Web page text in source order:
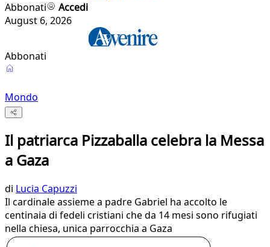
Abbonati
Accedi
August 6, 2026
Abbonati
Mondo
Il patriarca Pizzaballa celebra la Messa
a Gaza
di Lucia Capuzzi
Il cardinale assieme a padre Gabriel ha accolto le
centinaia di fedeli cristiani che da 14 mesi sono rifugiati
nella chiesa, unica parrocchia a Gaza